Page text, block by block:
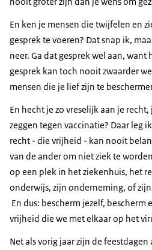
En ken je mensen die twijfelen en
gesprek te voeren? Dat snap ik,
neer. Ga dat gesprek wel aan,
gesprek kan toch nooit zwaarder
mensen die je lief zijn te
En hecht je zo vreselijk aan je recht,
zeggen tegen vaccinatie? Daar leg
recht - die vrijheid - kan nooit
van de ander om niet ziek te
op een plek in het ziekenhuis, het
onderwijs, zijn onderneming, of
En dus: bescherm jezelf, bescherm
vrijheid die we met elkaar op het
Net als vorig jaar zijn de feestdagen